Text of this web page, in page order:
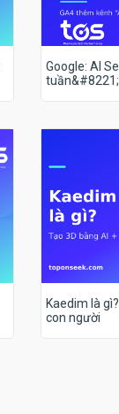
Google: AI
Kaedim là
con người